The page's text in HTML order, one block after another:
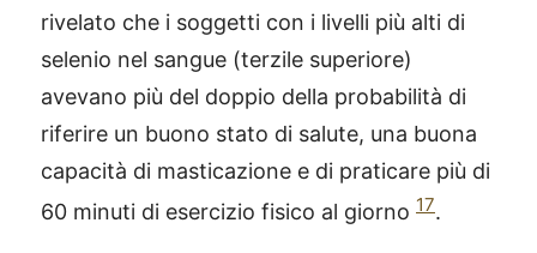
rivelato che i soggetti con i livelli più alti di
selenio nel sangue (terzile superiore)
avevano più del doppio della probabilità di
riferire un buono stato di salute, una buona
capacità di masticazione e di praticare più di
60 minuti di esercizio fisico al giorno 17.